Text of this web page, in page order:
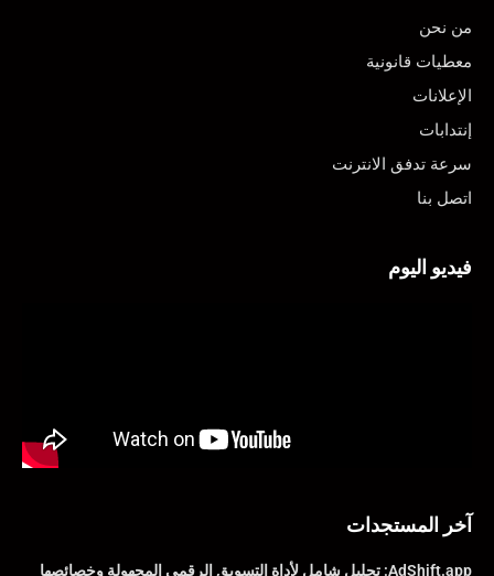
من نحن
معطيات قانونية
الإعلانات
إنتدابات
سرعة تدفق الانترنت
اتصل بنا
فيديو اليوم
آخر المستجدات
AdShift.app: تحليل شامل لأداة التسويق الرقمي المجهولة وخصائصها